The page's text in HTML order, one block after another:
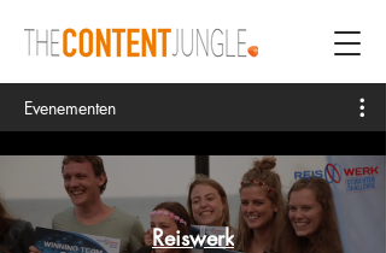
Evenementen
Reiswerk